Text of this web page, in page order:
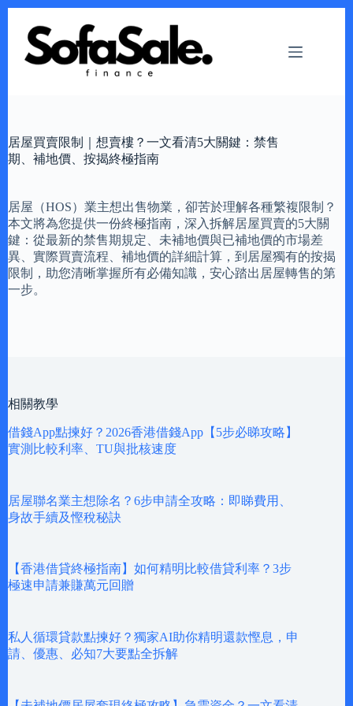
content
居屋買賣限制｜想賣樓？一文看清5大關鍵：禁售
期、補地價、按揭終極指南
居屋（HOS）業主想出售物業，卻苦於理解各種繁複限制？
本文將為您提供一份終極指南，深入拆解居屋買賣的5大關
鍵：從最新的禁售期規定、未補地價與已補地價的市場差
異、實際買賣流程、補地價的詳細計算，到居屋獨有的按揭
限制，助您清晰掌握所有必備知識，安心踏出居屋轉售的第
一步。
相關教學
借錢App點揀好？2026香港借錢App【5步必睇攻略】
實測比較利率、TU與批核速度
居屋聯名業主想除名？6步申請全攻略：即睇費用、
身故手續及慳稅秘訣
【香港借貸終極指南】如何精明比較借貸利率？3步
極速申請兼賺萬元回贈
私人循環貸款點揀好？獨家AI助你精明還款慳息，申
請、優惠、必知7大要點全拆解